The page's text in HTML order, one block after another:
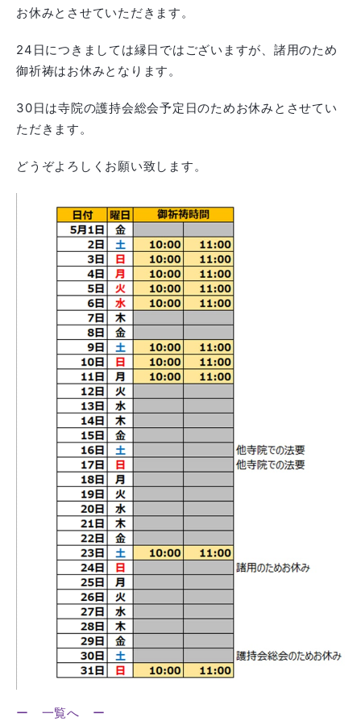
お休みとさせていただきます。
24日につきましては縁日ではございますが、諸用のため
御祈祷はお休みとなります。
30日は寺院の護持会総会予定日のためお休みとさせてい
ただきます。
どうぞよろしくお願い致します。
ー 一覧へ ー